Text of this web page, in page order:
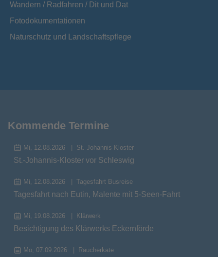
Wandern / Radfahren / Dit und Dat
Fotodokumentationen
Naturschutz und Landschaftspflege
Kommende Termine
Mi, 12.08.2026 St.-Johannis-Kloster
St.-Johannis-Kloster vor Schleswig
Mi, 12.08.2026 Tagesfahrt Busreise
Tagesfahrt nach Eutin, Malente mit 5-Seen-Fahrt
Mi, 19.08.2026 Klärwerk
Besichtigung des Klärwerks Eckernförde
Mo, 07.09.2026 Räucherkate